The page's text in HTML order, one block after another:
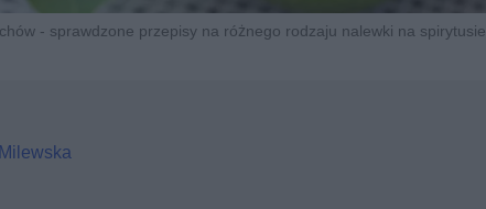
- sprawdzone przepisy na różnego rodzaju nalewki na spirytusie